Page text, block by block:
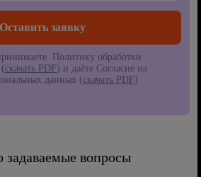
Политику обработки
скачать PDF) и даёте Согласие на
данных (скачать PDF)
задаваемые вопросы